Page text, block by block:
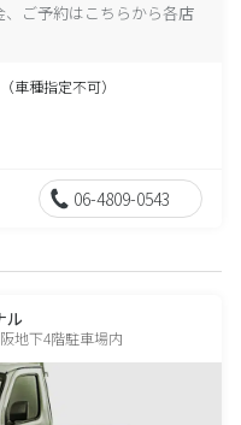
ご予約はこちらから各店
種指定不可）
06-4809-0543
ル
地下4階駐車場内